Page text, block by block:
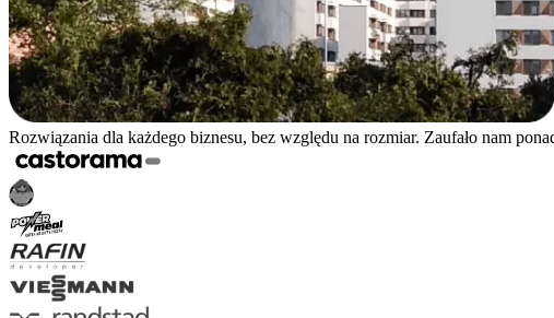
Rozwiązania dla każdego biznesu, bez względu na rozmiar. Zaufało nam